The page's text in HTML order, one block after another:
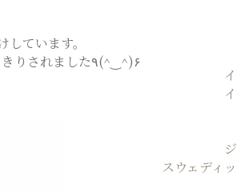
ています。
昨日受けてくださった方は汗がドバッと出て全身すっきりされました٩(^‿^)۶
スウェディ